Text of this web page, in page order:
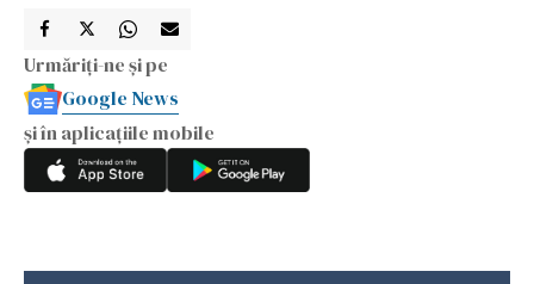
Urmăriți-ne și pe
Google News
și în aplicațiile mobile